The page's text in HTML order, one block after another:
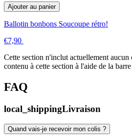
Ajouter au panier
Ballotin bonbons Soucoupe rétro!
€7,90
Cette section n'inclut actuellement
contenu à cette section à l'aide de la
FAQ
local_shippingLivraison
Quand vais-je recevoir mon colis ?